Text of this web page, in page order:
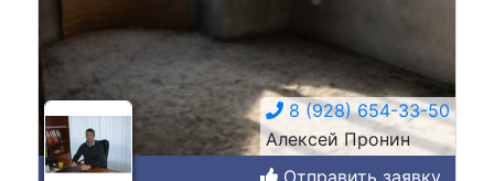
8 (928) 654-33-50
Алексей Пронин
Отправить заявку